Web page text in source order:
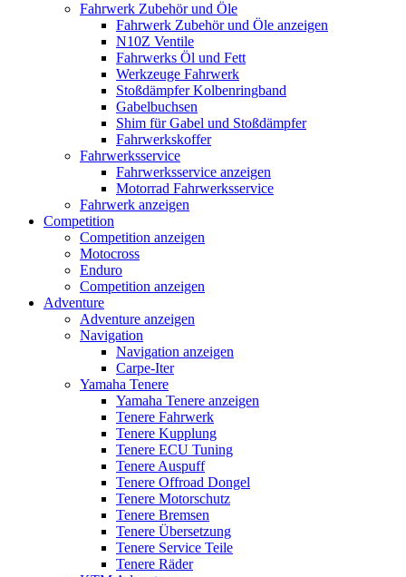
Fahrwerk Zubehör und Öle
Fahrwerk Zubehör und Öle anzeigen
N10Z Ventile
Fahrwerks Öl und Fett
Werkzeuge Fahrwerk
Stoßdämpfer Kolbenringband
Gabelbuchsen
Shim für Gabel und Stoßdämpfer
Fahrwerkskoffer
Fahrwerksservice
Fahrwerksservice anzeigen
Motorrad Fahrwerksservice
Fahrwerk anzeigen
Competition
Competition anzeigen
Motocross
Enduro
Competition anzeigen
Adventure
Adventure anzeigen
Navigation
Navigation anzeigen
Carpe-Iter
Yamaha Tenere
Yamaha Tenere anzeigen
Tenere Fahrwerk
Tenere Kupplung
Tenere ECU Tuning
Tenere Auspuff
Tenere Offroad Dongel
Tenere Motorschutz
Tenere Bremsen
Tenere Übersetzung
Tenere Service Teile
Tenere Räder